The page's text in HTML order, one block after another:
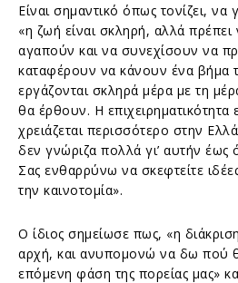
Είναι σημαντικό όπως τονίζει, να
«η ζωή είναι σκληρή, αλλά
αγαπούν και να συνεχίσουν να
καταφέρουν να κάνουν ένα βήμα
εργάζονται σκληρά μέρα με τη
θα έρθουν. Η επιχειρηματικότητα
χρειάζεται περισσότερο στην
δεν γνώριζα πολλά γι’ αυτήν
Σας ενθαρρύνω να σκεφτείτε
την καινοτομία».
Ο ίδιος σημείωσε πως, «η
αρχή, και ανυπομονώ να δω πού
επόμενη φάση της πορείας μας»